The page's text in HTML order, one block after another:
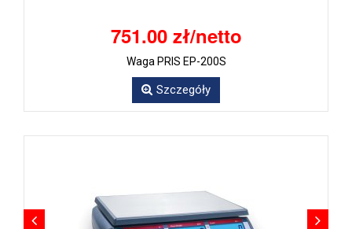
751.00 zł/netto
Waga PRIS EP-200S
Szczegóły